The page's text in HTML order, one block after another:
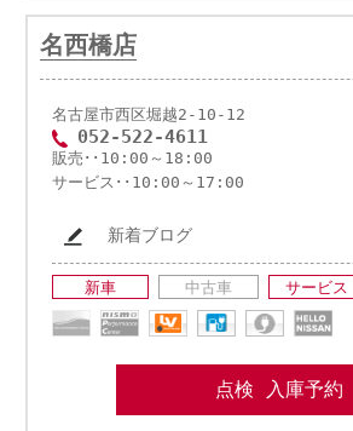
名西橋店
名古屋市西区堀越2-10-12
052-522-4611
販売･･10:00～18:00
サービス･･10:00～17:00
新着ブログ
新車 中古車 サービス
点検 入庫予約